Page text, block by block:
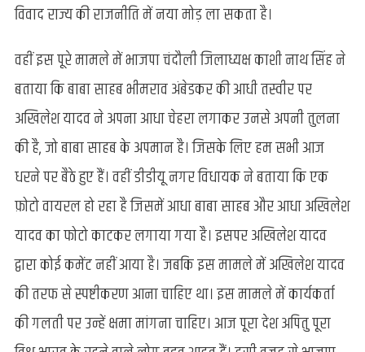
विवाद राज्य की राजनीति में नया मोड़ ला सकता है।
वहीं इस पूरे मामले में भाजपा चंदौली जिलाध्यक्ष काशी नाथ सिंह ने
बताया कि बाबा साहब भीमराव अंबेडकर की आधी तस्वीर पर
अखिलेश यादव ने अपना आधा चेहरा लगाकर उनसे अपनी तुलना
की है, जो बाबा साहब के अपमान है। जिसके लिए हम सभी आज
धरने पर बैठे हुए हैं। वहीं डीडीयू नगर विधायक ने बताया कि एक
फ़ोटो वायरल हो रहा है जिसमें आधा बाबा साहब और आधा अखिलेश
यादव का फोटो काटकर लगाया गया है। इसपर अखिलेश यादव
द्वारा कोई कमेंट नहीं आया है। जबकि इस मामले में अखिलेश यादव
की तरफ से स्पष्टीकरण आना चाहिए था। इस मामले में कार्यकर्ता
की गलती पर उन्हें क्षमा मांगना चाहिए। आज पूरा देश अपितु पूरा